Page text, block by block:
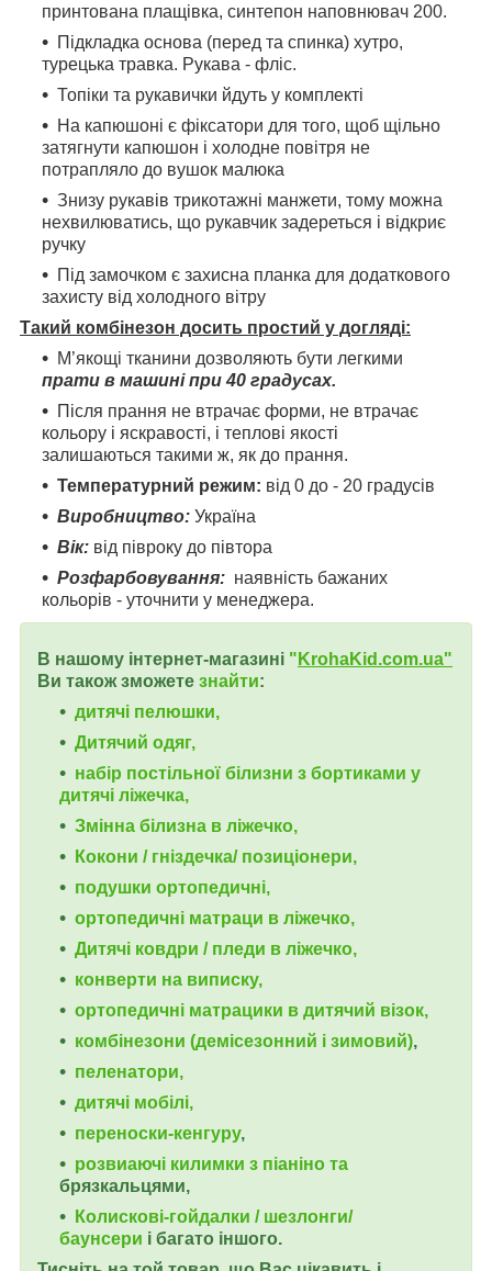
принтована плащівка, синтепон наповнювач 200.
Підкладка основа (перед та спинка) хутро,
турецька травка. Рукава - фліс.
Топіки та рукавички йдуть у комплекті
На капюшоні є фіксатори для того, щоб щільно
затягнути капюшон і холодне повітря не
потрапляло до вушок малюка
Знизу рукавів трикотажні манжети, тому можна
нехвилюватись, що рукавчик задереться і відкриє
ручку
Під замочком є захисна планка для додаткового
захисту від холодного вітру
Такий комбінезон досить простий у догляді:
М’якощі тканини дозволяють бути легкими
прати в машині при 40 градусах.
Після прання не втрачає форми, не втрачає
кольору і яскравості, і теплові якості
залишаються такими ж, як до прання.
Температурний режим: від 0 до - 20 градусів
Виробництво: Україна
Вік: від півроку до півтора
Розфарбовування: наявність бажаних
кольорів - уточнити у менеджера.
В нашому інтернет-магазині " KrohaKid.com.ua"
Ви також зможете знайти:
дитячі пелюшки,
Дитячий одяг,
набір постільної білизни з бортиками у
дитячі ліжечка,
Змінна білизна в ліжечко,
Кокони / гніздечка/ позиціонери,
подушки ортопедичні,
ортопедичні матраци в ліжечко,
Дитячі ковдри / пледи в ліжечко,
конверти на виписку,
ортопедичні матрацики в дитячий візок,
комбінезони (демісезонний і зимовий),
пеленатори,
дитячі мобілі,
переноски-кенгуру,
розвиаючі килимки з піаніно та
брязкальцями,
Колискові-гойдалки / шезлонги/
баунсери і багато іншого.